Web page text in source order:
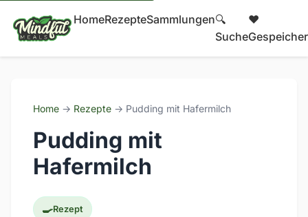
HomeRezepteSammlungen🔍
Suche
❤️
Home → Rezepte → Pudding mit Hafermilch
Pudding mit
Hafermilch
🍳Rezept